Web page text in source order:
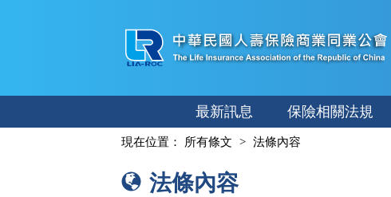
容
最新訊息 保險相關法規
現在位置： 所有條文 法條內容
法條內容